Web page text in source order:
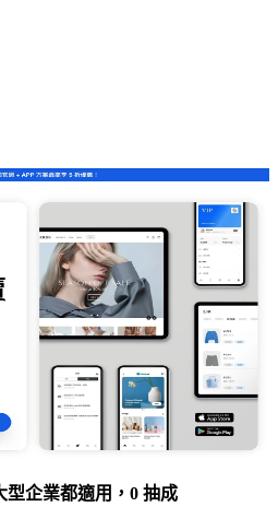
企業都適用，0 抽成